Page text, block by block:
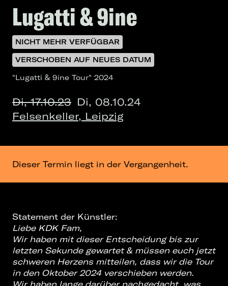
Lugatti & 9ine
NICHT MEHR VERFÜGBAR
VERSCHOBEN AUF NEUES DATUM
"Lugatti & 9ine Tour" 2024
Di, 17.10.23 Di, 08.10.24
Felsenkeller, Leipzig
Dieser Termin liegt in der Vergangenheit.
Statement der Künstler:
Liebe KDK Fam,
Wir haben mit dieser Entscheidung bis zur
letzten Sekunde gewartet & müssen euch jetzt
schweren Herzens mitteilen, dass wir die Tour
in den Oktober 2024 verschieben werden.
Wir haben lange darüber nachgedacht, was